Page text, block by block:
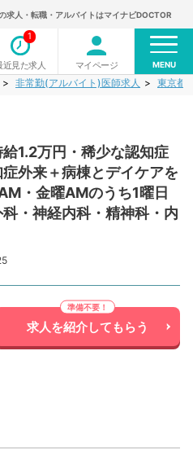
求人・転職・アルバイトはマイナビDOCTOR
近見た求人
1
マイページ MENU
非常勤(アルバイト)医師求人 東京都
給1.2万円・稀少な認知症
外来＋病棟とデイケアを
・金曜AMのうち1曜日
・神経内科・精神科・内
求人を紹介してもらう